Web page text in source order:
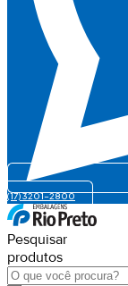
(17) 3201-2800
Pesquisar
produtos